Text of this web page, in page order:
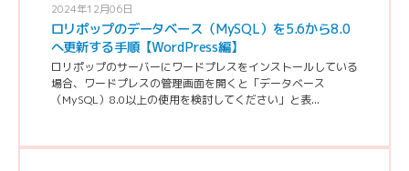
2024年12月06日
ロリポップのデータベース（MySQL）を5.6から8.0
へ更新する手順【WordPress編】
ロリポップのサーバーにワードプレスをインストールしている
場合、ワードプレスの管理画面を開くと「データベース
（MySQL）8.0以上の使用を検討してください」と表...